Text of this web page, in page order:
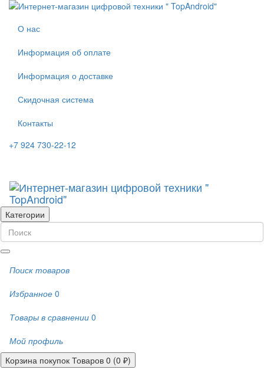
О нас
Информация об оплате
Информация о доставке
Скидочная система
Контакты
+7 924 730-22-12
Категории
Поиск товаров
Избранное 0
Товары в сравнении 0
Мой профиль
Корзина покупок Товаров 0 (0 ₽)